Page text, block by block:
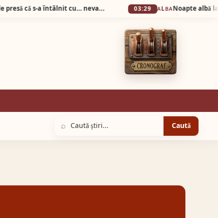
Știrea zilei! Prefectul de Alba a dat comunicat de presǎ cǎ s-a întâlnit cu… nevastă-sa la…Prefecturǎ! 03:29
⌕ Caută